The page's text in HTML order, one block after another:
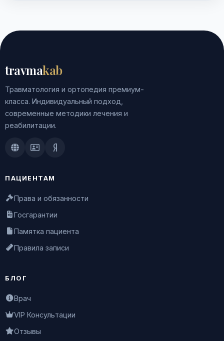
travmakab
Травматология и ортопедия премиум-
класса. Индивидуальный подход,
современные методики лечения и
реабилитации.
Doctu.ruПроДокторов
Яндекс.Здоровье
ПАЦИЕНТАМ
Права и обязанности
Госгарантии
Памятка пациента
Правила записи
БЛОГ
Врач
VIP Консультации
Отзывы